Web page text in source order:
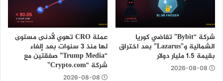
شركة “Bybit” تقاضي كوريا
الشمالية و”Lazarus” بعد اختراق
بقيمة 1.5 مليار دولار
2026-08-08
عملة CRO تهوي لأدنى مستوى
لها منذ 3 سنوات بعد إلغاء
“Trump Media” صفقتين مع
شركة “Crypto.com”
2026-08-08